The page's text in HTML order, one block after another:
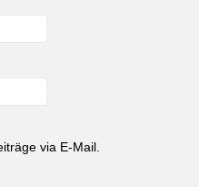
via E-Mail.